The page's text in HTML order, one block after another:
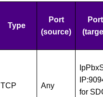
Type
Port
(source)
Port
TCP Any
for